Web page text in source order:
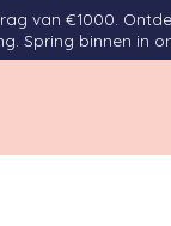
van €1000.
Spring binnen in